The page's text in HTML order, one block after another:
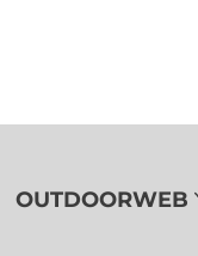
OUTDOORWEB